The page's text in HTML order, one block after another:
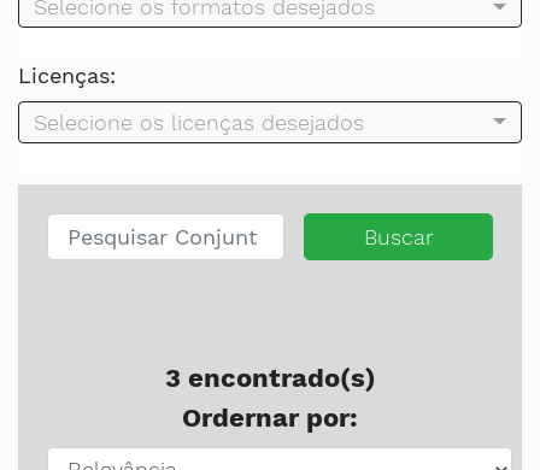
Secretaria de Governo
Gabinete de Segurança Institucional
Advocacia-Geral da União
Selecione os formatos desejados
Licenças:
Selecione os licenças desejados
Buscar
3 encontrado(s)
Ordernar por: